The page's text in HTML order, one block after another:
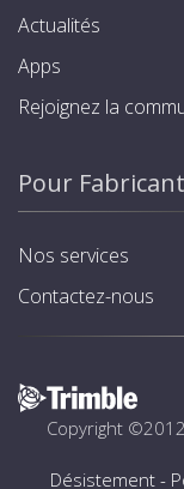
Actualités
Apps
Rejoignez la
Pour
Nos services
Contactez-nous
Copyright
Désistement-